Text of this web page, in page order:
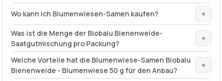
Wo kann ich Blumenwiesen-Samen kaufen? +
Was ist die Menge der Biobalu Bienenweide-
Saatgutmischung pro Packung?
+
Welche Vorteile hat die Blumenwiese-Samen Biobalu
Bienenweide - Blumenwiese 50 g für den Anbau?
+